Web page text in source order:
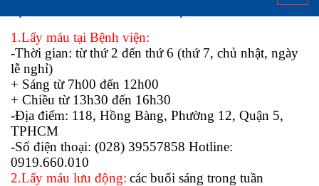
1.Lấy máu tại Bệnh viện:
-Thời gian: từ thứ 2 đến thứ 6 (thứ 7, chủ nhật, ngày
lễ nghỉ)
+ Sáng từ 7h00 đến 12h00
+ Chiều từ 13h30 đến 16h30
-Địa điểm: 118, Hồng Bàng, Phường 12, Quận 5,
TPHCM
-Số điện thoại: (028) 39557858 Hotline:
0919.660.010
2.Lấy máu lưu động: các buổi sáng trong tuần